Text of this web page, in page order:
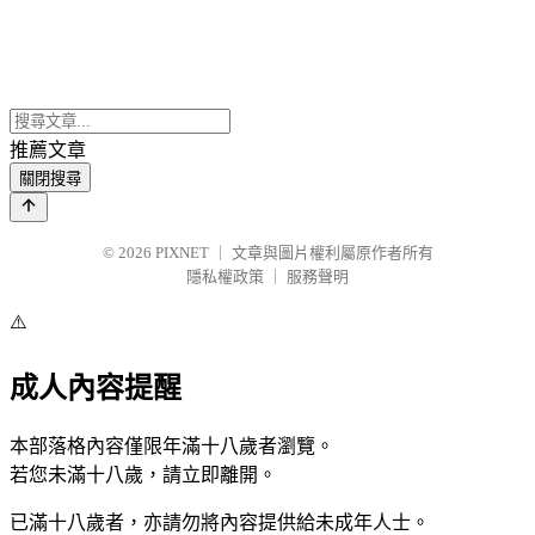
推薦文章
關閉搜尋
© 2026 PIXNET
文章與圖片權利屬原作者所有
隱私權政策
服務聲明
⚠️
成人內容提醒
本部落格內容僅限年滿十八歲者瀏覽。
若您未滿十八歲，請立即離開。
已滿十八歲者，亦請勿將內容提供給未成年人士。